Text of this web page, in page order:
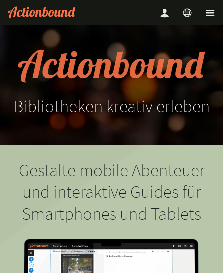
Bibliotheken kreativerleben
Gestalte mobile Abenteuer
und interaktive Guides für
Smartphones und Tablets